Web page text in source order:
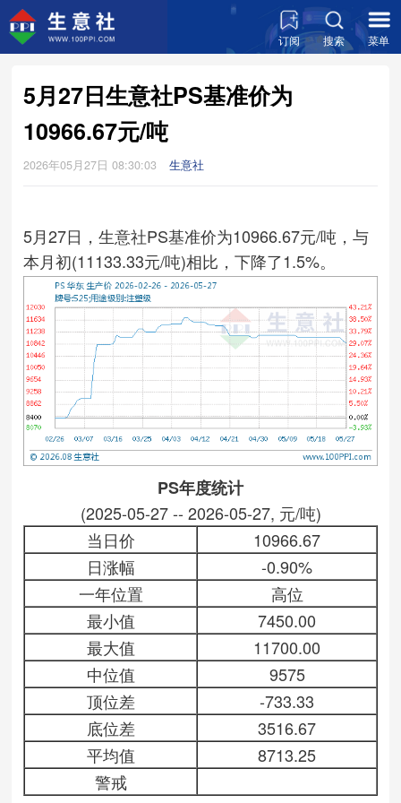
订阅 搜索 菜单
5月27日生意社PS基准价为
10966.67元/吨
2026年05月27日 08:30:03 生意社
5月27日，生意社PS基准价为10966.67元/吨，与
本月初(11133.33元/吨)相比，下降了1.5%。
PS年度统计
(2025-05-27 -- 2026-05-27, 元/吨)
当日价
10966.67
日涨幅
-0.90%
一年位置
高位
最小值
7450.00
最大值
11700.00
中位值
9575
顶位差
-733.33
底位差
3516.67
平均值
8713.25
警戒